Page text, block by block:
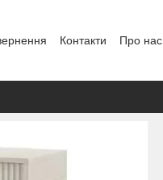
Контакти Про нас